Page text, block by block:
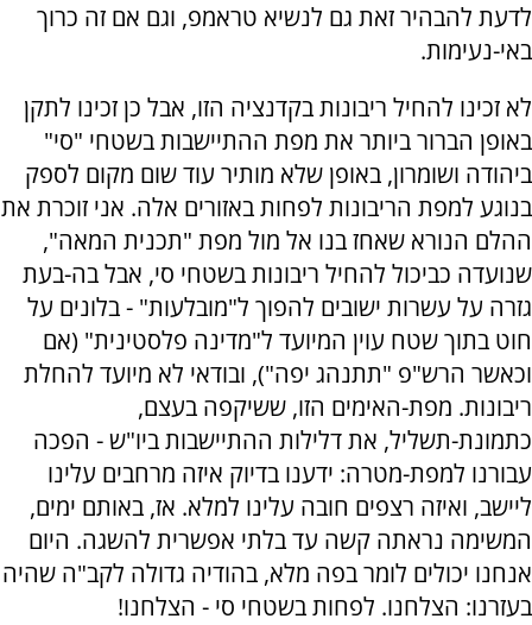
לדעת להבהיר זאת גם לנשיא טראמפ, וגם אם זה כרוך
באי-נעימות.
לא זכינו להחיל ריבונות בקדנציה הזו, אבל כן זכינו לתקן
באופן הברור ביותר את מפת ההתיישבות בשטחי "סי"
ביהודה ושומרון, באופן שלא מותיר עוד שום מקום לספק
בנוגע למפת הריבונות לפחות באזורים אלה. אני זוכרת את
ההלם הנורא שאחז בנו אל מול מפת "תכנית המאה",
שנועדה כביכול להחיל ריבונות בשטחי סי, אבל בה-בעת
גזרה על עשרות ישובים להפוך ל"מובלעות" - בלונים על
חוט בתוך שטח עוין המיועד ל"מדינה פלסטינית" (אם
וכאשר הרש"פ "תתנהג יפה"), ובודאי לא מיועד להחלת
ריבונות. מפת-האימים הזו, ששיקפה בעצם,
כתמונת-תשליל, את דלילות ההתיישבות ביו"ש - הפכה
עבורנו למפת-מטרה: ידענו בדיוק איזה מרחבים עלינו
ליישב, ואיזה רצפים חובה עלינו למלא. אז, באותם ימים,
המשימה נראתה קשה עד בלתי אפשרית להשגה. היום
אנחנו יכולים לומר בפה מלא, בהודיה גדולה לקב"ה שהיה
בעזרנו: הצלחנו. לפחות בשטחי סי - הצלחנו!